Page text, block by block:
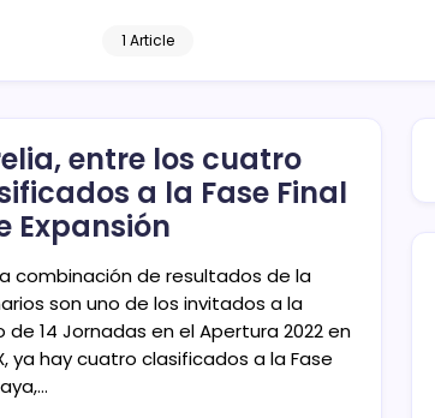
1 Article
entre los cuatro
a la Fase Final
Expansión
combinación de resultados de la
son uno de los invitados a la
14 Jornadas en el Apertura 2022 en
ya hay cuatro clasificados a la Fase